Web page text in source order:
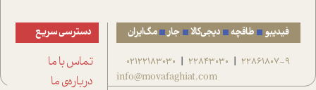
فیدیبو طاقچه دیجی‌کالا جار مگ‌ایران
22861807-9
|
22843030
|
02122183030
info@movafaghiat.com
دسترسی سریع
تماس با ما
درباره‌ی ما